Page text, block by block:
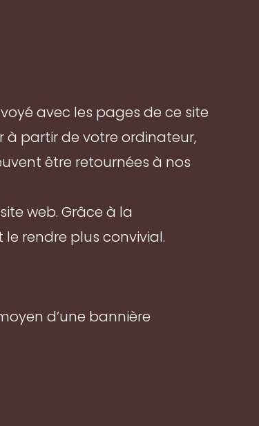
avec les pages de ce site
à partir de votre ordinateur,
être retournées à nos
web. Grâce à la
rendre plus convivial.
d’une bannière